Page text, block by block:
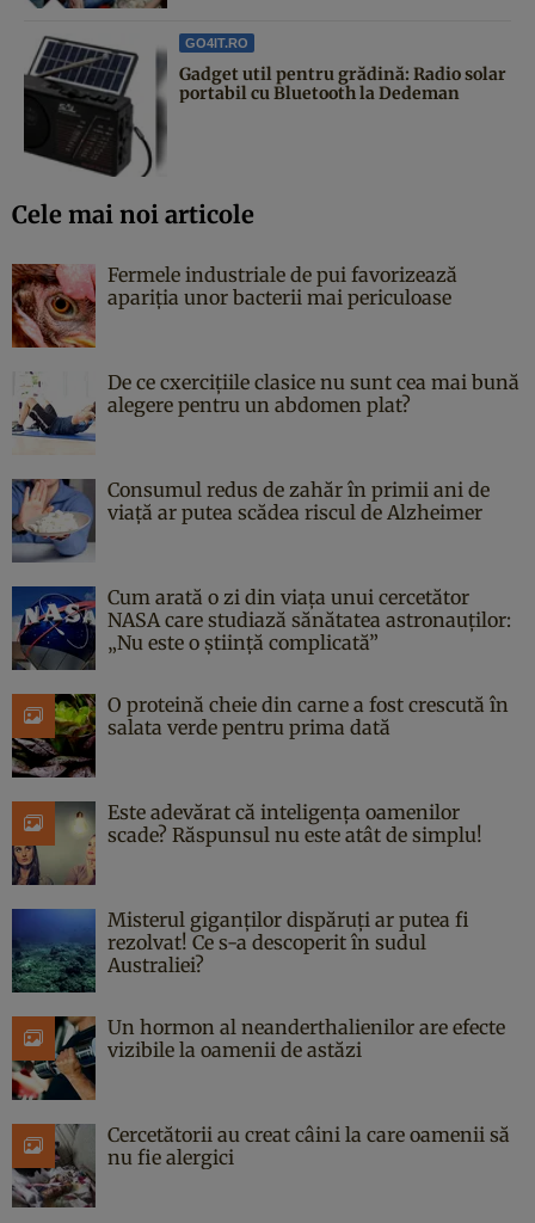
GO4IT.RO
Gadget util pentru grădină: Radio solar
portabil cu Bluetooth la Dedeman
Cele mai noi articole
Fermele industriale de pui favorizează
apariția unor bacterii mai periculoase
De ce cxercițiile clasice nu sunt cea mai bună
alegere pentru un abdomen plat?
Consumul redus de zahăr în primii ani de
viață ar putea scădea riscul de Alzheimer
Cum arată o zi din viața unui cercetător
NASA care studiază sănătatea astronauților:
„Nu este o știință complicată”
O proteină cheie din carne a fost crescută în
salata verde pentru prima dată
Este adevărat că inteligența oamenilor
scade? Răspunsul nu este atât de simplu!
Misterul giganților dispăruți ar putea fi
rezolvat! Ce s-a descoperit în sudul
Australiei?
Un hormon al neanderthalienilor are efecte
vizibile la oamenii de astăzi
Cercetătorii au creat câini la care oamenii să
nu fie alergici